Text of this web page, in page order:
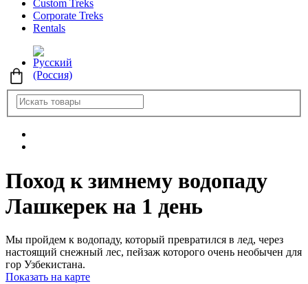
Custom Treks
Corporate Treks
Rentals
Поход к зимнему водопаду
Лашкерек на 1 день
Мы пройдем к водопаду, который превратился в лед, через
настоящий снежный лес, пейзаж которого очень необычен для
гор Узбекистана.
Показать на карте